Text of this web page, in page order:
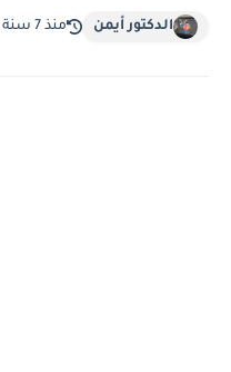
الدكتور أيمن منذ 7 سنة